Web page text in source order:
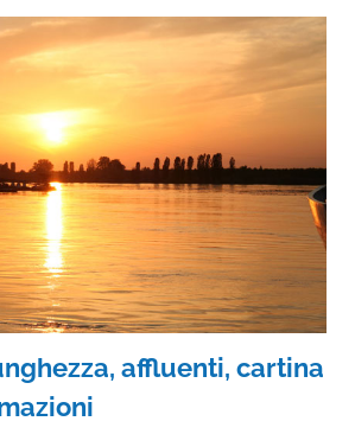
affluenti, cartina